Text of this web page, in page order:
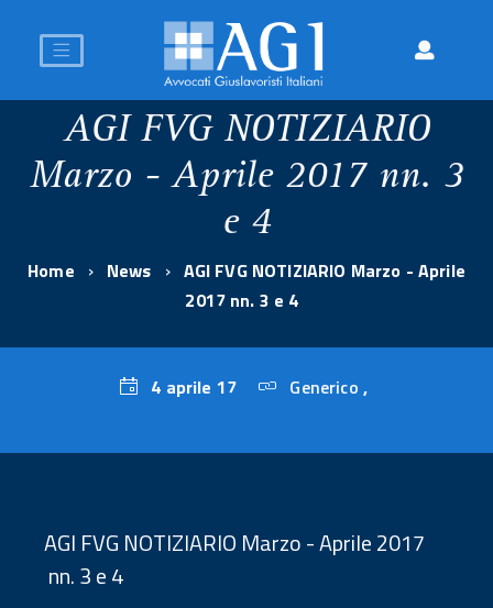
AGI FVG NOTIZIARIO
Marzo - Aprile 2017 nn. 3
e 4
Home News
AGI FVG NOTIZIARIO Marzo - Aprile
2017 nn. 3 e 4
4 aprile 17
17
Generico ,
AGI FVG NOTIZIARIO Marzo - Aprile 2017
nn. 3 e 4